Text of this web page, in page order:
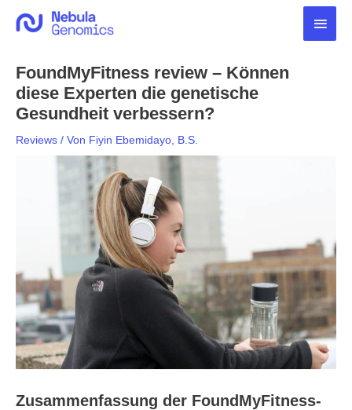
Inhalt
FoundMyFitness review – Können
diese Experten die genetische
Gesundheit verbessern?
Reviews / Von Fiyin Ebemidayo, B.S.
Zusammenfassung der FoundMyFitness-